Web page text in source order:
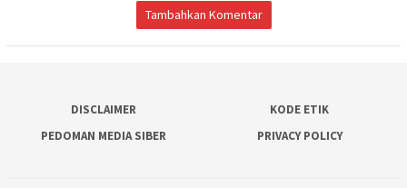
Tambahkan Komentar
DISCLAIMER
KODE ETIK
PEDOMAN MEDIA SIBER
PRIVACY POLICY